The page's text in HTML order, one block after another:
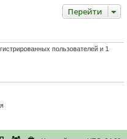
Перейти
пользователей и 1